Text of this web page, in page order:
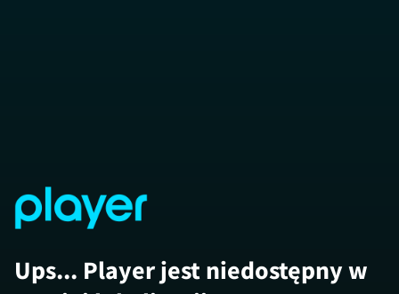
Ups... Player jest niedostępny w